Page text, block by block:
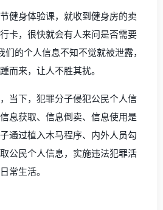
健身体验课，就收到健身房的卖
卡，很快就会有人来问是否需要
的个人信息不知不觉就被泄露，
而来，让人不胜其扰。
当下，犯罪分子侵犯公民个人信
息获取、信息倒卖、信息使用是
通过植入木马程序、内外人员勾
公民个人信息，实施违法犯罪活
常生活。